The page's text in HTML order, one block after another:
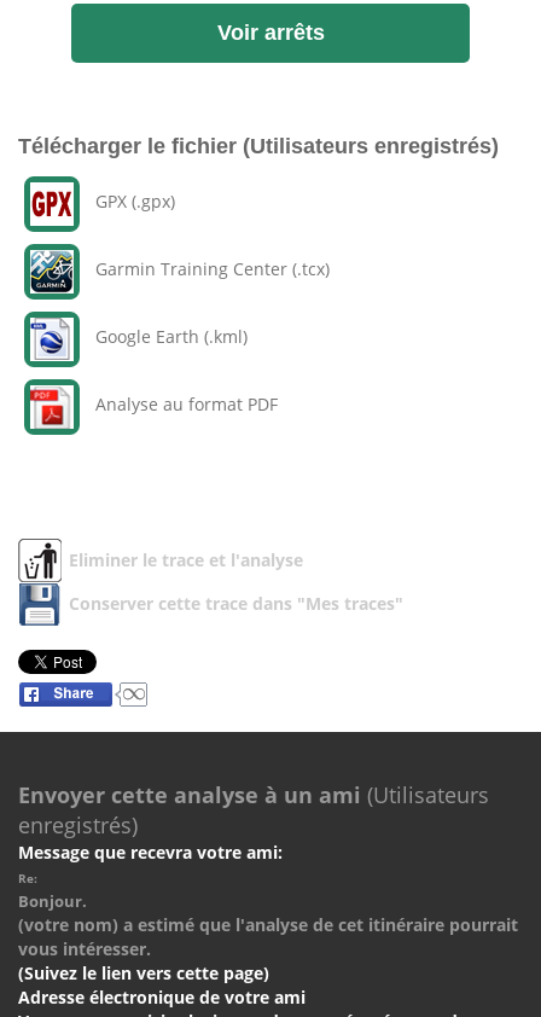
Voir arrêts
Télécharger le fichier (Utilisateurs enregistrés)
GPX (.gpx)
Garmin Training Center (.tcx)
Google Earth (.kml)
Analyse au format PDF
Eliminer le trace et l'analyse
Conserver cette trace dans "Mes traces"
Envoyer cette analyse à un ami (Utilisateurs
enregistrés)
Message que recevra votre ami:
Re:
Bonjour.
(votre nom) a estimé que l'analyse de cet itinéraire pourrait
vous intéresser.
(Suivez le lien vers cette page)
Adresse électronique de votre ami